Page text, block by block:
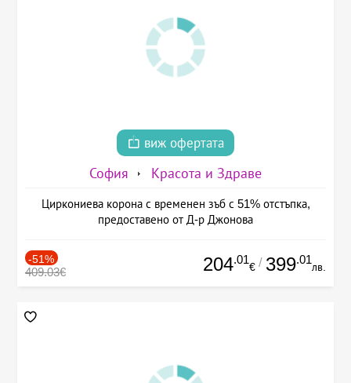
виж офертата
София Красота и Здраве
Циркониева корона с временен зъб с 51% отстъпка,
предоставено от Д-р Джонова
-51%
409.03€ 204.01
€ / 399.01
лв.